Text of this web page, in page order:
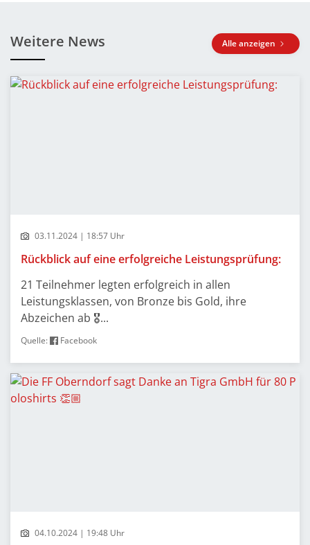
Weitere News Alle anzeigen
03.11.2024 | 18:57 Uhr
Rückblick auf eine erfolgreiche Leistungsprüfung:
21 Teilnehmer legten erfolgreich in allen
Leistungsklassen, von Bronze bis Gold, ihre
Abzeichen ab 🎖...
Quelle: Facebook
04.10.2024 | 19:48 Uhr